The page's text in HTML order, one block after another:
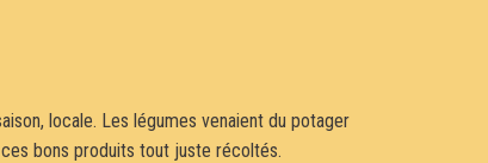
locale. Les légumes venaient du potager
bons produits tout juste récoltés.